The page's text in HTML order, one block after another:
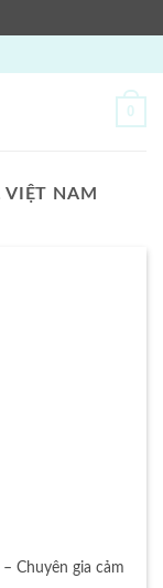
0
NAM
Chuyên gia cảm